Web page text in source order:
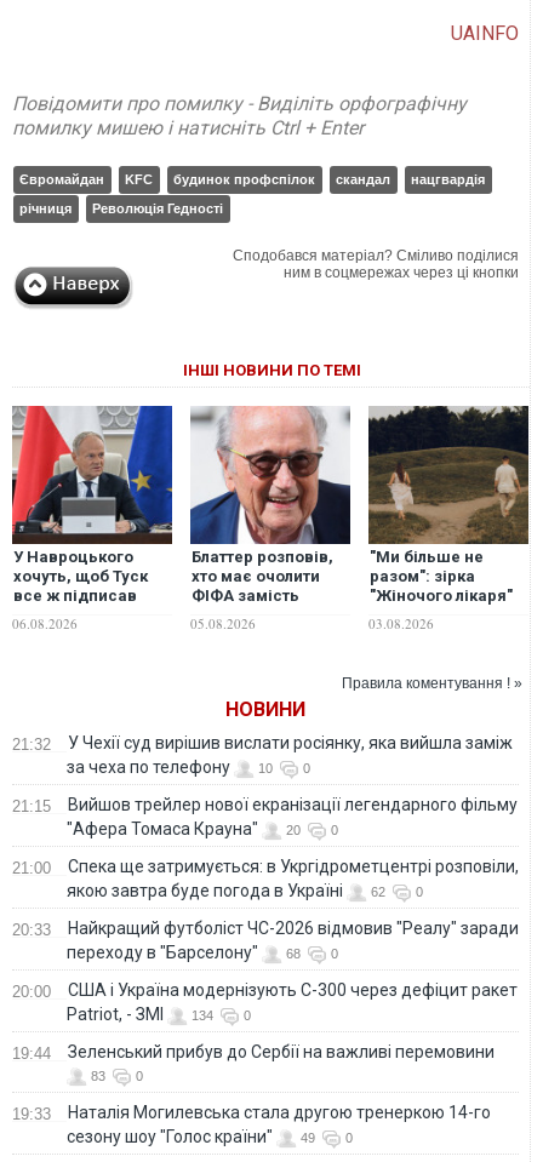
UAINFO
Повідомити про помилку - Виділіть орфографічну
помилку мишею і натисніть Ctrl + Enter
Євромайдан KFC будинок профспілок скандал
нацгвардія
річниця
Революція Гедності
Сподобався матеріал? Сміливо поділися
ним в соцмережах через ці кнопки
ІНШІ НОВИНИ ПО ТЕМІ
У Навроцького
хочуть, щоб Туск
все ж підписав
рішення позбавити
Зеленського
06.08.2026
Блаттер розповів,
хто має очолити
ФІФА замість
Інфантіно
05.08.2026
"Ми більше не
разом": зірка
"Жіночого лікаря"
оголосила про
розлучення
03.08.2026
Правила коментування ! »
НОВИНИ
21:32
У Чехії суд вирішив вислати росіянку, яка вийшла заміж
за чеха по телефону
10 0
21:15
Вийшов трейлер нової екранізації легендарного фільму
"Афера Томаса Крауна"
20 0
21:00
Спека ще затримується: в Укргідрометцентрі розповіли,
якою завтра буде погода в Україні
62 0
20:33
Найкращий футболіст ЧС-2026 відмовив "Реалу" заради
переходу в "Барселону"
68 0
20:00
США і Україна модернізують С-300 через дефіцит ракет
Patriot, - ЗМІ
134 0
19:44 Зеленський прибув до Сербії на важливі перемовини
83 0
19:33
Наталія Могилевська стала другою тренеркою 14-го
сезону шоу "Голос країни"
49 0